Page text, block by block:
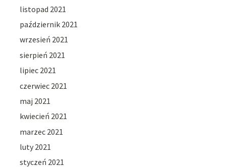
listopad 2021
październik 2021
wrzesień 2021
sierpień 2021
lipiec 2021
czerwiec 2021
maj 2021
kwiecień 2021
marzec 2021
luty 2021
styczeń 2021